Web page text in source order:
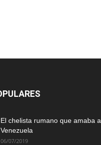
El chelista rumano que amaba a
Venezuela
06/07/2019